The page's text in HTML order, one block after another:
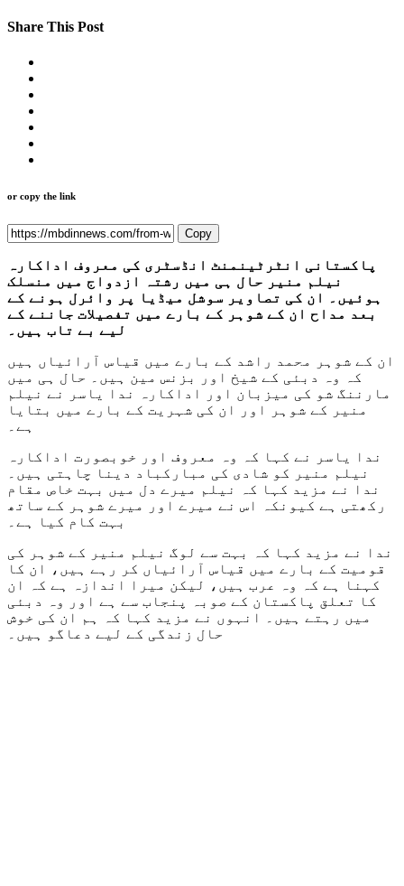
Share This Post
or copy the link
Copy
پاکستانی انٹرٹینمنٹ انڈسٹری کی معروف اداکارہ
نیلم منیر حال ہی میں رشتہ ازدواج میں منسلک
ہوئیں۔ ان کی تصاویر سوشل میڈیا پر وائرل ہونے کے
بعد مداح ان کے شوہر کے بارے میں تفصیلات جاننے کے
لیے بے تاب ہیں۔
ان کے شوہر محمد راشد کے بارے میں قیاس آرائیاں ہیں
کہ وہ دبئی کے شیخ اور بزنس مین ہیں۔ حال ہی میں
مارننگ شو کی میزبان اور اداکارہ ندا یاسر نے نیلم
منیر کے شوہر اور ان کی شہریت کے بارے میں بتایا
ہے۔
ندا یاسر نے کہا کہ وہ معروف اور خوبصورت اداکارہ
نیلم منیر کو شادی کی مبارکباد دینا چاہتی ہیں۔
ندا نے مزید کہا کہ نیلم میرے دل میں بہت خاص مقام
رکھتی ہے کیونکہ اس نے میرے اور میرے شوہر کے ساتھ
بہت کام کیا ہے۔
ندا نے مزید کہا کہ بہت سے لوگ نیلم منیر کے شوہر کی
قومیت کے بارے میں قیاس آرائیاں کر رہے ہیں، ان کا
کہنا ہے کہ وہ عرب ہیں، لیکن میرا اندازہ ہے کہ ان
کا تعلق پاکستان کے صوبہ پنجاب سے ہے اور وہ دبئی
میں رہتے ہیں۔ انہوں نے مزید کہا کہ ہم ان کی خوش
حال زندگی کے لیے دعاگو ہیں۔